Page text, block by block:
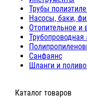
Трубы
Насосы, баки,
Отопительное и
Трубопроводная
Санфаянс
Шланги и
⠀Каталог товаров